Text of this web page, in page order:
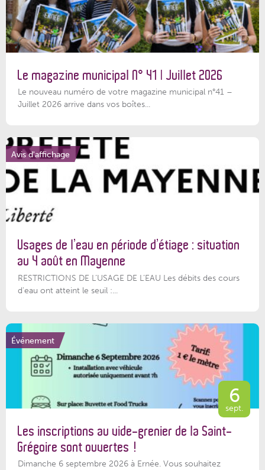
Le magazine municipal N° 41 | Juillet 2026
Le nouveau numéro de votre magazine municipal n°41 –
Juillet 2026 arrive dans vos boîtes...
Avis d'affichage
Usages de l’eau en période d’étiage : situation
au 4 août en Mayenne
RESTRICTIONS DE L’USAGE DE L’EAU Les débits des cours
d'eau ont atteint le seuil :...
Événement
6
sept.
Les inscriptions au vide-grenier de la Saint-
Grégoire sont ouvertes !
Dimanche 6 septembre 2026 à Ernée. Vous souhaitez